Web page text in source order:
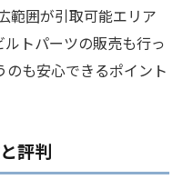
範囲が引取可能エリア
トパーツの販売も行っ
も安心できるポイント
評判